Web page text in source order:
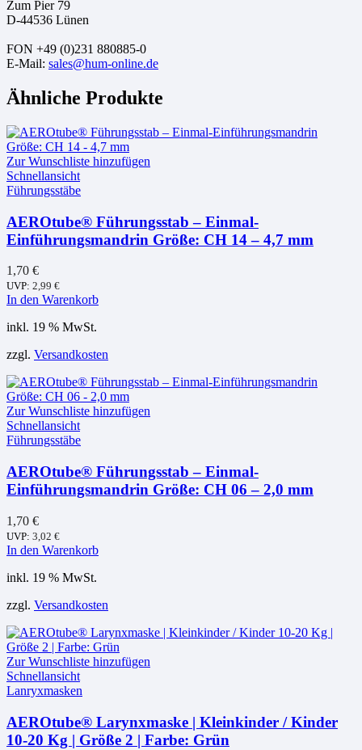
Zum Pier 79
D-44536 Lünen
FON +49 (0)231 880885-0
E-Mail: sales@hum-online.de
Ähnliche Produkte
Zur Wunschliste hinzufügen
Schnellansicht
Führungsstäbe
AEROtube® Führungsstab – Einmal-
Einführungsmandrin Größe: CH 14 – 4,7 mm
1,70 €
UVP: 2,99 €
In den Warenkorb
inkl. 19 % MwSt.
zzgl. Versandkosten
Zur Wunschliste hinzufügen
Schnellansicht
Führungsstäbe
AEROtube® Führungsstab – Einmal-
Einführungsmandrin Größe: CH 06 – 2,0 mm
1,70 €
UVP: 3,02 €
In den Warenkorb
inkl. 19 % MwSt.
zzgl. Versandkosten
Zur Wunschliste hinzufügen
Schnellansicht
Lanryxmasken
AEROtube® Larynxmaske | Kleinkinder / Kinder
10-20 Kg | Größe 2 | Farbe: Grün